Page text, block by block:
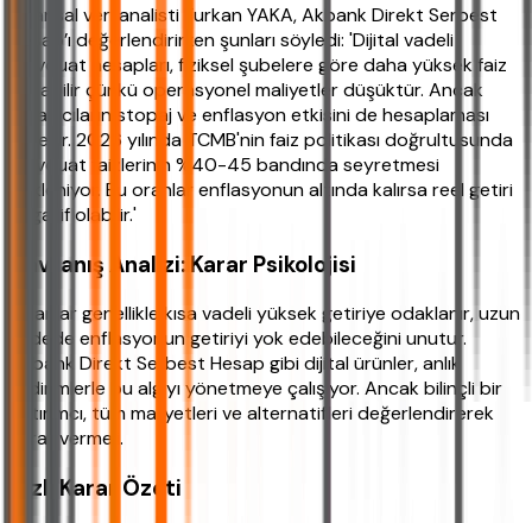
Finansal veri analisti Furkan YAKA, Akbank Direkt Serbest
Hesap’ı değerlendirirken şunları söyledi: 'Dijital vadeli
mevduat hesapları, fiziksel şubelere göre daha yüksek faiz
sunabilir çünkü operasyonel maliyetler düşüktür. Ancak
kullanıcıların stopaj ve enflasyon etkisini de hesaplaması
gerekir. 2026 yılında TCMB'nin faiz politikası doğrultusunda
mevduat faizlerinin %40-45 bandında seyretmesi
bekleniyor. Bu oranlar enflasyonun altında kalırsa reel getiri
negatif olabilir.'
Davranış Analizi: Karar Psikolojisi
İnsanlar genellikle kısa vadeli yüksek getiriye odaklanır, uzun
vadede enflasyonun getiriyi yok edebileceğini unutur.
Akbank Direkt Serbest Hesap gibi dijital ürünler, anlık
bildirimlerle bu algıyı yönetmeye çalışıyor. Ancak bilinçli bir
yatırımcı, tüm maliyetleri ve alternatifleri değerlendirerek
karar vermeli.
Hızlı Karar Özeti